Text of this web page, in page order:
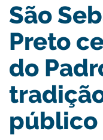
São
Preto
do
público